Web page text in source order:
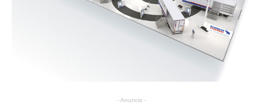
- Anuncio -